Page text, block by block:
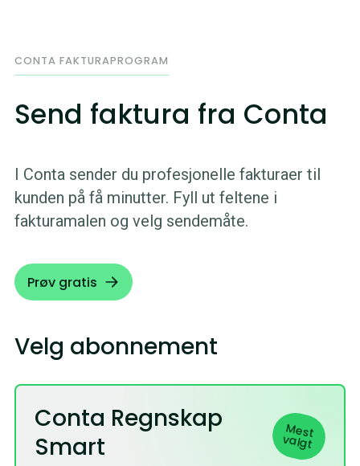
CONTA FAKTURAPROGRAM
Send faktura fra Conta
I Conta sender du profesjonelle fakturaer til
kunden på få minutter. Fyll ut feltene i
fakturamalen og velg sendemåte.
Prøv gratis
Velg abonnement
Conta Regnskap
Smart
Mest
valgt